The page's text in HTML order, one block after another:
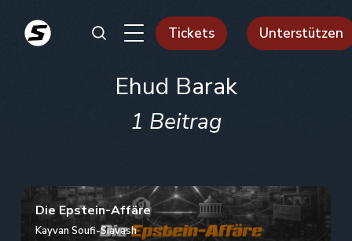
Tickets Unterstützen
Ehud Barak
1 Beitrag
Die Epstein-Affäre
Kayvan Soufi-Siavash